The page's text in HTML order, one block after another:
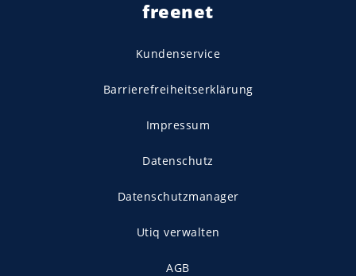
freenet
Kundenservice
Barrierefreiheitserklärung
Impressum
Datenschutz
Datenschutzmanager
Utiq verwalten
AGB